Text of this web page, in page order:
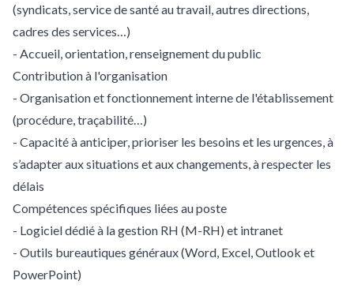
(syndicats, service de santé au travail, autres directions,
cadres des services…)
- Accueil, orientation, renseignement du public
Contribution à l'organisation
- Organisation et fonctionnement interne de l'établissement
(procédure, traçabilité…)
- Capacité à anticiper, prioriser les besoins et les urgences, à
s’adapter aux situations et aux changements, à respecter les
délais
Compétences spécifiques liées au poste
- Logiciel dédié à la gestion RH (M-RH) et intranet
- Outils bureautiques généraux (Word, Excel, Outlook et
PowerPoint)